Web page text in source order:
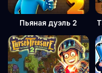
Пьяная дуэль 2